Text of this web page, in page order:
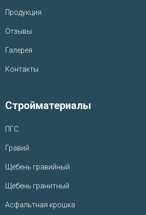
Продукция
Отзывы
Галерея
Контакты
Стройматериалы
ПГС
Гравий
Щебень гравийный
Щебень гранитный
Асфальтная крошка